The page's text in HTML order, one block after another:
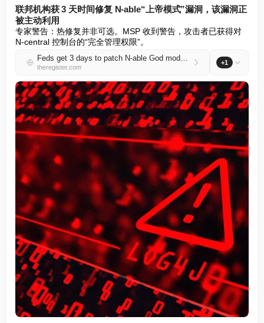
联邦机构获 3 天时间修复 N-able“上帝模式”漏洞，该漏洞正
被主动利用
专家警告：热修复并非可选。MSP 收到警告，攻击者已获得对
N-central 控制台的“完全管理权限”。
Feds get 3 days to patch N-able God mode flaw under active exploit
theregister.com
+1